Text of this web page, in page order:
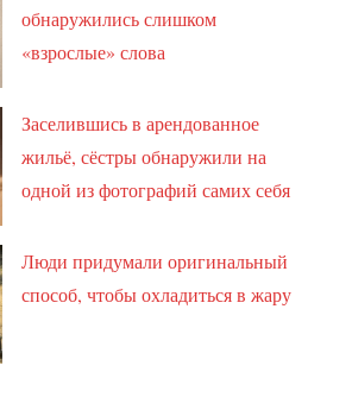
обнаружились слишком
«взрослые» слова
Заселившись в арендованное
жильё, сёстры обнаружили на
одной из фотографий самих себя
Люди придумали оригинальный
способ, чтобы охладиться в жару